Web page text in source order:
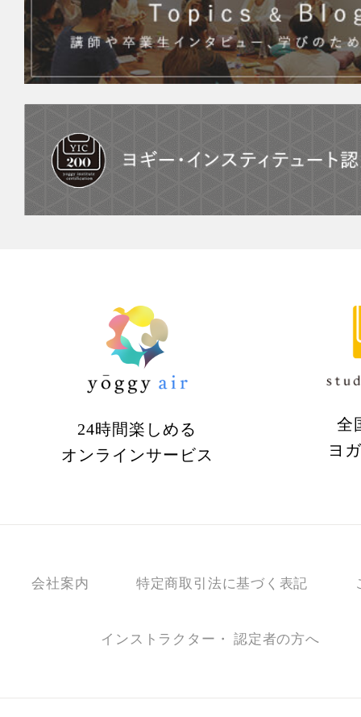
24時間楽しめる
オンラインサービス
全
ヨ
会社案内 特定商取引法に基づく表記
インストラクター・ 認定者の方へ